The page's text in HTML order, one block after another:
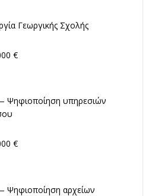
Γεωργικής Σχολής
€
Ψηφιοποίηση υπηρεσιών
€
Ψηφιοποίηση αρχείων